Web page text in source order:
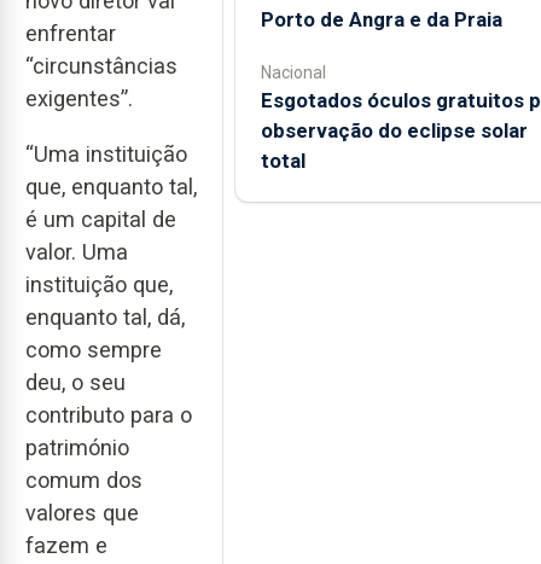
enfrentar
“circunstâncias
exigentes”.
“Uma instituição
que, enquanto tal,
é um capital de
valor. Uma
instituição que,
enquanto tal, dá,
como sempre
deu, o seu
contributo para o
património
comum dos
valores que
fazem e
Porto de Angra e da Praia
Nacional
Esgotados óculos gratuitos
observação do eclipse solar
total